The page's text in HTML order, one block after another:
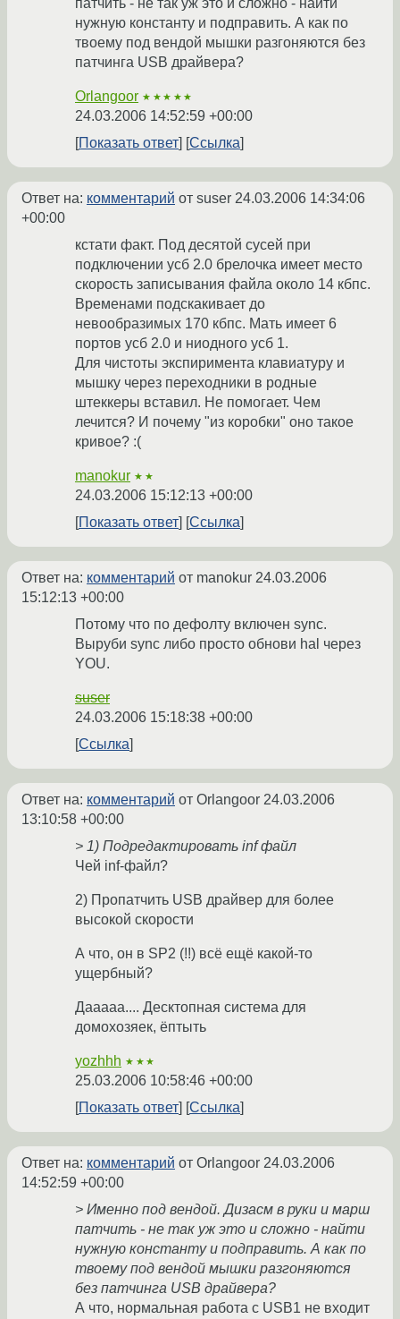
патчить - не так уж это и сложно - найти
нужную константу и подправить. А как по
твоему под вендой мышки разгоняются без
патчинга USB драйвера?
Orlangoor ★★★★★
24.03.2006 14:52:59 +00:00
Показать ответ
Ссылка
Ответ на: комментарий от suser 24.03.2006 14:34:06
+00:00
кстати факт. Под десятой сусей при
подключении усб 2.0 брелочка имеет место
скорость записывания файла около 14 кбпс.
Временами подскакивает до
невообразимых 170 кбпс. Мать имеет 6
портов усб 2.0 и ниодного усб 1.
Для чистоты экспиримента клавиатуру и
мышку через переходники в родные
штеккеры вставил. Не помогает. Чем
лечится? И почему "из коробки" оно такое
кривое? :(
manokur ★★
24.03.2006 15:12:13 +00:00
Показать ответ
Ссылка
Ответ на: комментарий от manokur 24.03.2006
15:12:13 +00:00
Потому что по дефолту включен sync.
Выруби sync либо просто обнови hal через
YOU.
suser
24.03.2006 15:18:38 +00:00
Ссылка
Ответ на: комментарий от Orlangoor 24.03.2006
13:10:58 +00:00
> 1) Подредактировать inf файл
Чей inf-файл?
2) Пропатчить USB драйвер для более
высокой скорости
А что, он в SP2 (!!) всё ещё какой-то
ущербный?
Дааааа.... Десктопная система для
домохозяек, ёптыть
yozhhh ★★★
25.03.2006 10:58:46 +00:00
Показать ответ
Ссылка
Ответ на: комментарий от Orlangoor 24.03.2006
14:52:59 +00:00
> Именно под вендой. Дизасм в руки и марш
патчить - не так уж это и сложно - найти
нужную константу и подправить. А как по
твоему под вендой мышки разгоняются
без патчинга USB драйвера?
А что, нормальная работа с USB1 не входит